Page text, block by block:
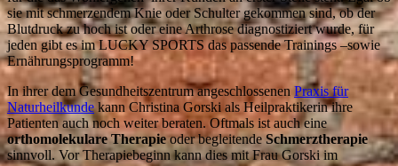
sie mit schmerzendem Knie oder Schulter gekommen sind, ob der
Blutdruck zu hoch ist oder eine Arthrose diagnostiziert wurde, für
jeden gibt es im LUCKY SPORTS das passende Trainings –sowie
Ernährungsprogramm!
In ihrer dem Gesundheitszentrum angeschlossenen Praxis für
Naturheilkundekann Christina Gorski als Heilpraktikerin ihre
Patienten auch noch weiter beraten. Oftmals ist auch eine
orthomolekulare Therapieoder begleitendeSchmerztherapie
sinnvoll. Vor Therapiebeginn kann dies mit Frau Gorski im